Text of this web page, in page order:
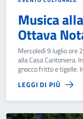
Musica
Ottava
Mercoledì 9 luglio ore
alla Casa Cantoniera.
gnocco fritto e tigelle.
LEGGI DI PIÙ